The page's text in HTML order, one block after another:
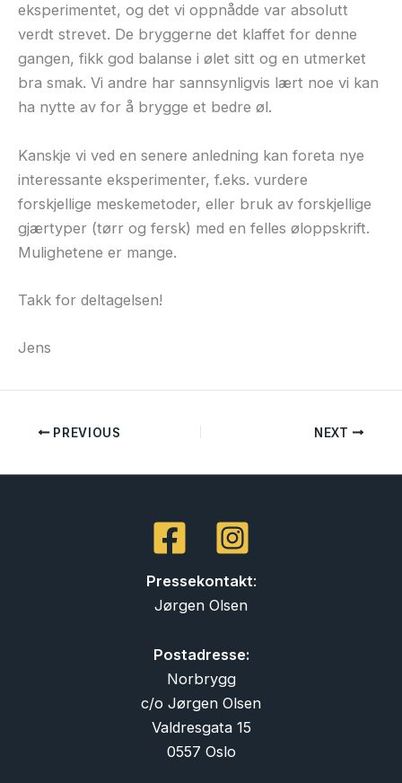
eksperimentet, og det vi oppnådde var absolutt
verdt strevet. De bryggerne det klaffet for denne
gangen, fikk god balanse i ølet sitt og en utmerket
bra smak. Vi andre har sannsynligvis lært noe vi kan
ha nytte av for å brygge et bedre øl.
Kanskje vi ved en senere anledning kan foreta nye
interessante eksperimenter, f.eks. vurdere
forskjellige meskemetoder, eller bruk av forskjellige
gjærtyper (tørr og fersk) med en felles øloppskrift.
Mulighetene er mange.
Takk for deltagelsen!
Jens
PREVIOUS NEXT
Pressekontakt:
Jørgen Olsen
Postadresse:
Norbrygg
c/o Jørgen Olsen
Valdresgata 15
0557 Oslo